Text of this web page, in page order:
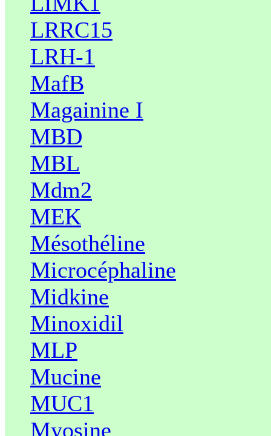
LRRC15
LRH-1
MafB
Magainine I
MBD
MBL
Mdm2
MEK
Mésothéline
Microcéphaline
Midkine
Minoxidil
MLP
Mucine
MUC1
Myosine